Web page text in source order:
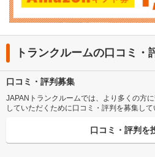
トランクルームの口コミ・
口コミ・評判募集
JAPANトランクルームでは、より多くの方
していただくために口コミ・評判を募集して
口コミ・評判を